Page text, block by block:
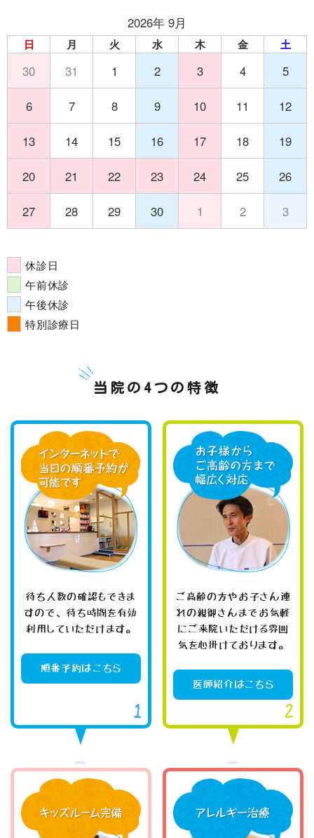
2026年 9月
日 月 火 水 木 金 土
30 31 1 2 3 4 5
6 7 8 9 10 11 12
13 14 15 16 17 18 19
20 21 22 23 24 25 26
27 28 29 30 1 2 3
休診日
午前休診
午後休診
特別診療日
当院の4つの特徴
待ち人数の確認もできま
すので、待ち時間を有効
利用していただけます。
順番予約はこちら
ご高齢の方やお子さん連
れの親御さんまでお気軽
にご来院いただける雰囲
気を心掛けております。
医師紹介はこちら